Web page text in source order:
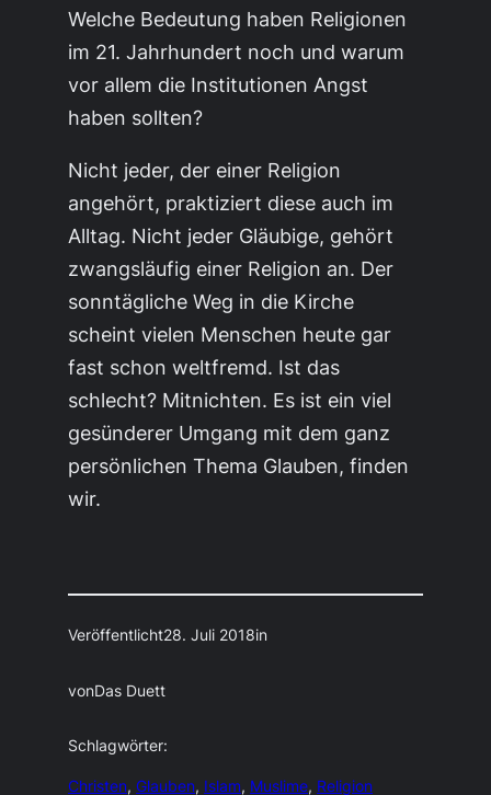
Welche Bedeutung haben Religionen
im 21. Jahrhundert noch und warum
vor allem die Institutionen Angst
haben sollten?
Nicht jeder, der einer Religion
angehört, praktiziert diese auch im
Alltag. Nicht jeder Gläubige, gehört
zwangsläufig einer Religion an. Der
sonntägliche Weg in die Kirche
scheint vielen Menschen heute gar
fast schon weltfremd. Ist das
schlecht? Mitnichten. Es ist ein viel
gesünderer Umgang mit dem ganz
persönlichen Thema Glauben, finden
wir.
Veröffentlicht28. Juli 2018in
vonDas Duett
Schlagwörter:
Christen, Glauben, Islam, Muslime, Religion